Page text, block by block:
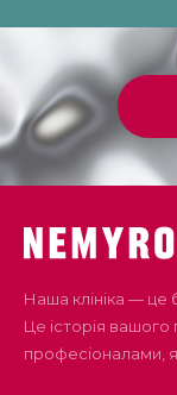
Наша клініка — це
Це історія
професіоналами,